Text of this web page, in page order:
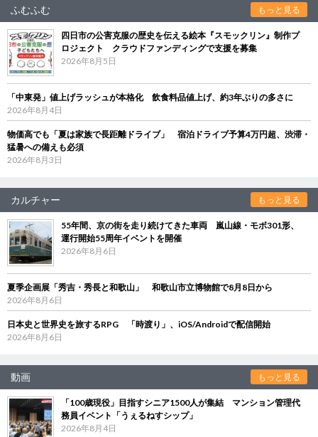
ふむふむ もっと見る
四日市の公害克服の歴史を伝える絵本『スモックリン』制作プ
ロジェクト クラウドファンディングで支援を募集
2026年8月5日
「中東発」値上げラッシュが本格化 飲食料品値上げ、約3年ぶりの多さに
2026年8月4日
物価高でも「夏は家族で長距離ドライブ」 宿泊ドライブ予算4万円超、渋滞・
猛暑への備えも必須
2026年8月3日
カルチャー もっと見る
55年間、京の街を走り続けてきた車両 嵐山線・モボ301形、
運行開始55周年イベントを開催
2026年8月6日
夏季企画展「秀吉・秀長と和歌山」 和歌山市立博物館で8月8日から
2026年8月6日
日本史と世界史を旅するRPG 「時渡り」、iOS/Androidで配信開始
2026年8月6日
動画 もっと見る
「100歳現役」目指すシニア1500人が集結 マンション管理代
務員イベント「うぇるねすシップ」
2026年8月4日